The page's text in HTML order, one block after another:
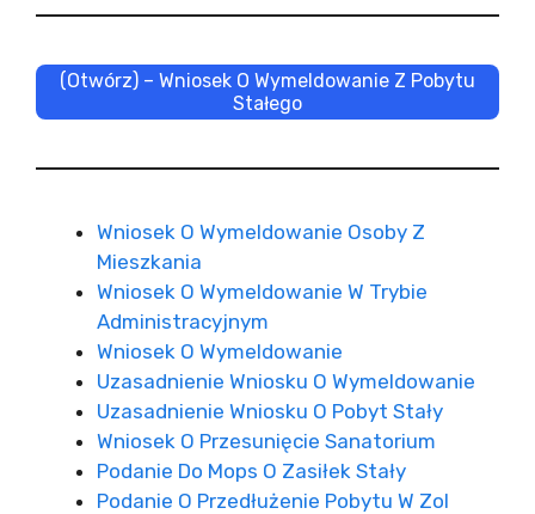
(Otwórz) – Wniosek O Wymeldowanie Z Pobytu
Stałego
Wniosek O Wymeldowanie Osoby Z
Mieszkania
Wniosek O Wymeldowanie W Trybie
Administracyjnym
Wniosek O Wymeldowanie
Uzasadnienie Wniosku O Wymeldowanie
Uzasadnienie Wniosku O Pobyt Stały
Wniosek O Przesunięcie Sanatorium
Podanie Do Mops O Zasiłek Stały
Podanie O Przedłużenie Pobytu W Zol